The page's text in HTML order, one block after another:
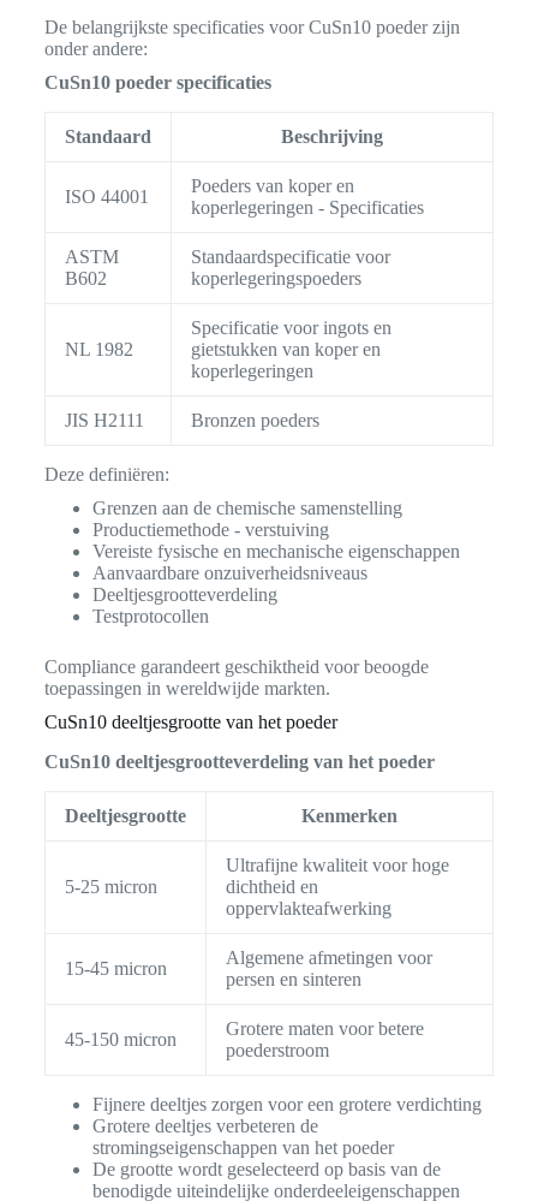
De belangrijkste specificaties voor CuSn10 poeder zijn
onder andere:
CuSn10 poeder specificaties
Standaard Beschrijving
ISO 44001
Poeders van koper en
koperlegeringen - Specificaties
ASTM
B602
Standaardspecificatie voor
koperlegeringspoeders
NL 1982
Specificatie voor ingots en
gietstukken van koper en
koperlegeringen
JIS H2111 Bronzen poeders
Deze definiëren:
Grenzen aan de chemische samenstelling
Productiemethode - verstuiving
Vereiste fysische en mechanische eigenschappen
Aanvaardbare onzuiverheidsniveaus
Deeltjesgrootteverdeling
Testprotocollen
Compliance garandeert geschiktheid voor beoogde
toepassingen in wereldwijde markten.
CuSn10 deeltjesgrootte van het poeder
CuSn10 deeltjesgrootteverdeling van het poeder
Deeltjesgrootte Kenmerken
5-25 micron
Ultrafijne kwaliteit voor hoge
dichtheid en
oppervlakteafwerking
15-45 micron
Algemene afmetingen voor
persen en sinteren
45-150 micron
Grotere maten voor betere
poederstroom
Fijnere deeltjes zorgen voor een grotere verdichting
Grotere deeltjes verbeteren de
stromingseigenschappen van het poeder
De grootte wordt geselecteerd op basis van de
benodigde uiteindelijke onderdeeleigenschappen